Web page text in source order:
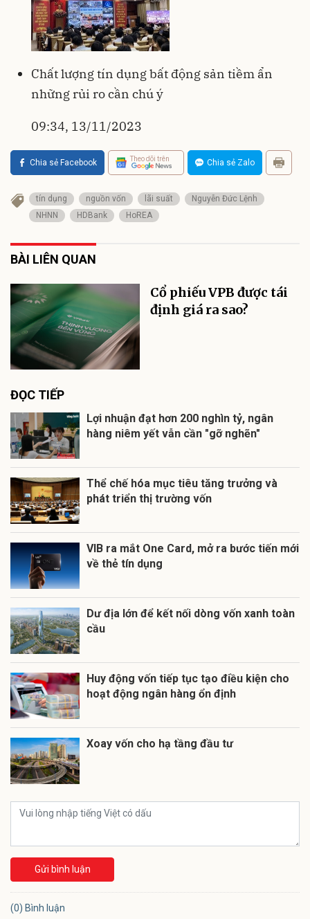
Chất lượng tín dụng bất động sản tiềm ẩn
những rủi ro cần chú ý
09:34, 13/11/2023
Chia sẻ Facebook Theo dõi trên Chia sẻ Zalo
tín dụng nguồn vốn lãi suất
Nguyễn Đức Lệnh
NHNN
HDBank HoREA
BÀI LIÊN QUAN
Cổ phiếu VPB được tái
định giá ra sao?
ĐỌC TIẾP
Lợi nhuận đạt hơn 200 nghìn tỷ, ngân
hàng niêm yết vẫn cần "gỡ nghẽn"
Thể chế hóa mục tiêu tăng trưởng và
phát triển thị trường vốn
VIB ra mắt One Card, mở ra bước tiến mới
về thẻ tín dụng
Dư địa lớn để kết nối dòng vốn xanh toàn
cầu
Huy động vốn tiếp tục tạo điều kiện cho
hoạt động ngân hàng ổn định
Xoay vốn cho hạ tầng đầu tư
Gửi bình luận
(0) Bình luận